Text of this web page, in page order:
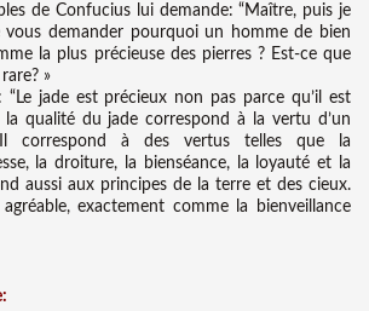
de Confucius lui demande: “Maître, puis je
vous demander pourquoi un homme de bien
la plus précieuse des pierres ? Est-ce que
»
jade est précieux non pas parce qu’il est
qualité du jade correspond à la vertu d’un
correspond à des vertus telles que la
la droiture, la bienséance, la loyauté et la
aussi aux principes de la terre et des cieux.
exactement comme la bienveillance